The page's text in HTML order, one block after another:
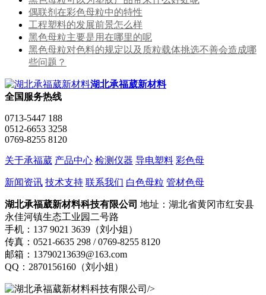
偶联剂在彩色母粒中的特性
工程塑料的发展前景怎么样
黑色母粒主要是用在哪里的呢
黑色母粒对色料的规定以及质粒载体挑选不善会造成哪
些问题？
湖北承福葳新材料
全国服务热线
0713-5447 188
0512-6653 3258
0769-8255 8120
关于承福葳 产品中心 检测仪器 导电塑料 彩色母
新闻资讯 技术支持 联系我们 白色母粒 管材色母
湖北承福葳新材料科技有限公司 地址：湖北省黄冈市红安县
永佳河镇生态工业园二号路
手机：137 9021 3639（刘小姐）
传真：0521-6635 298 / 0769-8255 8120
邮箱：13790213639@163.com
QQ：2870156160（刘小姐）
/>